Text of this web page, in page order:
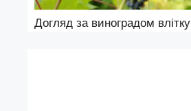
Догляд за виноградом влітку